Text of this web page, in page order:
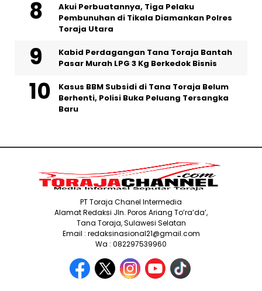
Akui Perbuatannya, Tiga Pelaku
Pembunuhan di Tikala Diamankan Polres
Toraja Utara
Kabid Perdagangan Tana Toraja Bantah
Pasar Murah LPG 3 Kg Berkedok Bisnis
Kasus BBM Subsidi di Tana Toraja Belum
Berhenti, Polisi Buka Peluang Tersangka
Baru
PT Toraja Chanel Intermedia
Alamat Redaksi Jln. Poros Ariang To’ra’da’,
Tana Toraja, Sulawesi Selatan
Email : redaksinasional21@gmail.com
Wa : 082297539960